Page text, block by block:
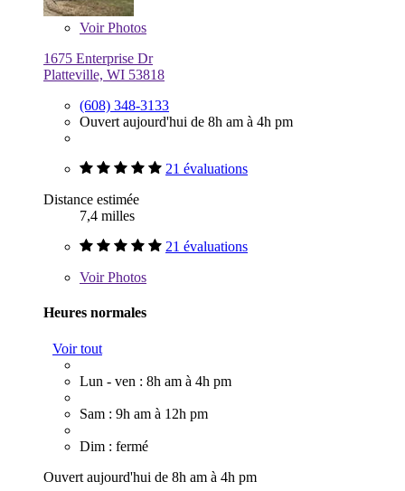
VoirPhotos
1675 Enterprise Dr
Platteville, WI 53818
(608) 348-3133
Ouvert aujourd'hui de 8h am à 4h pm
21 évaluations
Distance estimée
7,4 milles
21 évaluations
VoirPhotos
Heures normales
Voir tout
Lun - ven : 8h am à 4h pm
Sam : 9h am à 12h pm
Dim : fermé
Ouvert aujourd'hui de 8h am à 4h pm